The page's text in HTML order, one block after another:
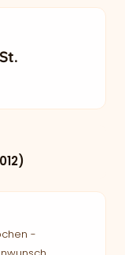
war:
Preis ist:
-